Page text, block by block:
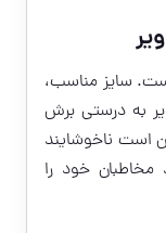
سایز مناسب،
به درستی برش
است ناخوشایند
مخاطبان خود را